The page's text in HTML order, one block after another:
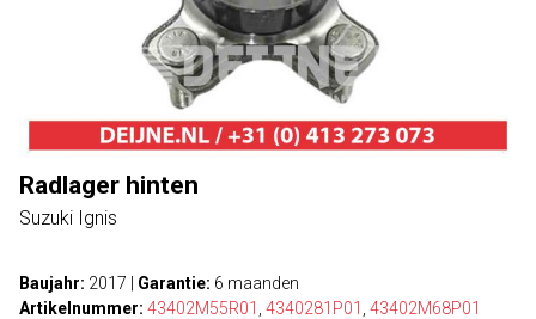
Radlager hinten
Suzuki Ignis
Baujahr: 2017 Garantie: 6 maanden
Artikelnummer: 43402M55R01 4340281P01 43402M68P01